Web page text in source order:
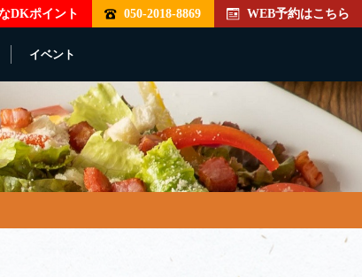
DKポイント 050-2018-8869 WEB予約はこちら
イベント